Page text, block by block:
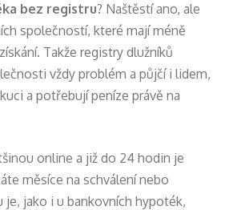
bez registru? Naštěstí ano, ale
společností, které mají méně
Takže registry dlužníků
vždy problém a půjčí i lidem,
a potřebují peníze právě na
online a již do 24 hodin je
měsíce na schválení nebo
je, jako i u bankovních hypoték,